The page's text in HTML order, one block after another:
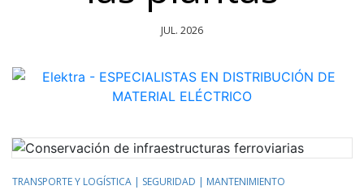
JUL. 2026
TRANSPORTE Y LOGÍSTICA | SEGURIDAD | MANTENIMIENTO